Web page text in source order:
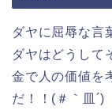
ダヤに屈辱な言
ダヤはどうして
金で人の価値を
だ！！(＃｀皿´)